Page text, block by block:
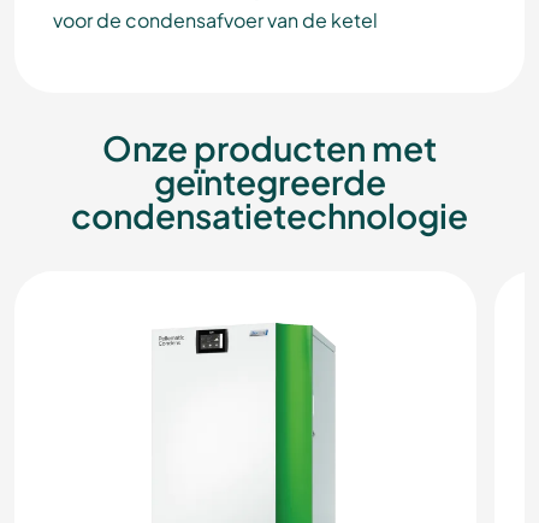
voor de condensafvoer van de ketel
Onze producten met
geïntegreerde
condensatietechnologie